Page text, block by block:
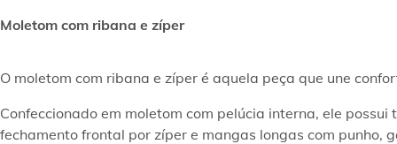
Moletom com ribana e zíper
O moletom com ribana e zíper é aquela peça que une
Confeccionado em moletom com pelúcia interna, ele
fechamento frontal por zíper e mangas longas com